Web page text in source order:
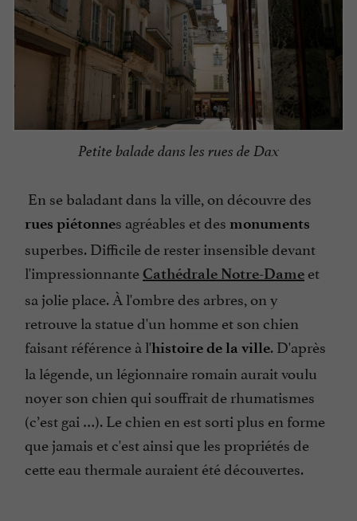
Petite balade dans les rues de Dax
En se baladant dans la ville, on découvre des
rues piétonnes agréables et des monuments
superbes. Difficile de rester insensible devant
l'impressionnante Cathédrale Notre-Dame et
sa jolie place. À l'ombre des arbres, on y
retrouve la statue d'un homme et son chien
faisant référence à l'histoire de la ville. D'après
la légende, un légionnaire romain aurait voulu
noyer son chien qui souffrait de rhumatismes
(c’est gai …). Le chien en est sorti plus en forme
que jamais et c'est ainsi que les propriétés de
cette eau thermale auraient été découvertes.